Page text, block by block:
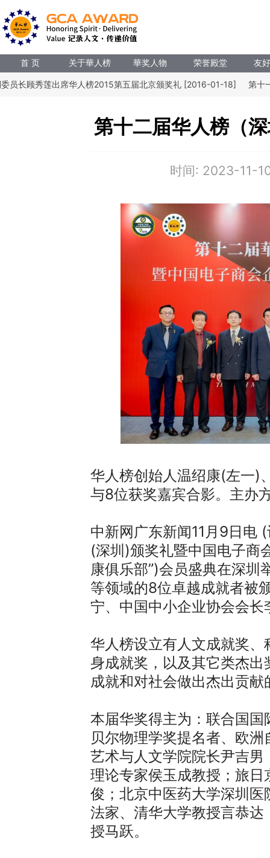
首 页 关于華人榜 華奖人物 荣誉殿堂 友
员长顾秀莲出席华人榜2015第五届北京颁奖礼 [2016-01-18] 第十
第十二届华人榜（
时间: 2023-11-
华人榜创始人温绍康(左一)
与8位获奖嘉宾合影。主办
中新网广东新闻11月9日电
(深圳)颁奖礼暨中国电子商
康俱乐部”)会员盛典在深圳
等领域的8位卓越成就者被
宁、中国中小企业协会会
华人榜设立有人文成就奖
身成就奖，以及其它类杰
成就和对社会做出杰出贡
本届华奖得主为：联合国
贝尔物理学奖提名者、欧
艺术与人文学院院长尹吉
理论专家侯玉成教授；旅
俊；北京中医药大学深圳
法家、清华大学教授言恭
授马跃。